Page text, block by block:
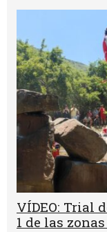
VÍDEO: Trial
1 de las zonas